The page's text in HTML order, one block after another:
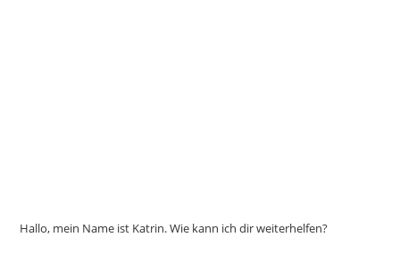
Hallo, mein Name ist Katrin. Wie kann ich dir weiterhelfen?